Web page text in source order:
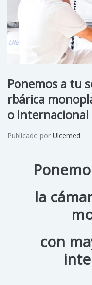
Ponemos a tu
rbárica
o internacional
Publicado por Ulcemed
la
con